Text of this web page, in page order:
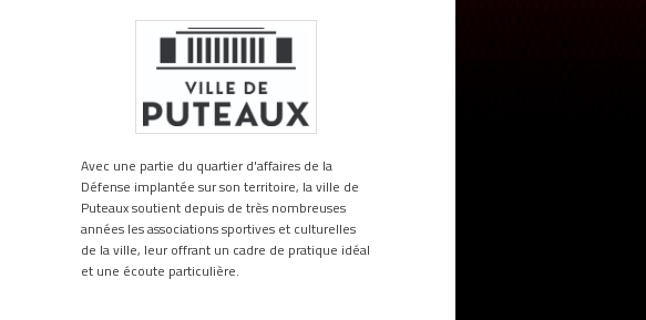
Avec une partie du quartier d'affaires de la
Défense implantée sur son territoire, la ville de
Puteaux soutient depuis de très nombreuses
années les associations sportives et culturelles
de la ville, leur offrant un cadre de pratique idéal
et une écoute particulière.